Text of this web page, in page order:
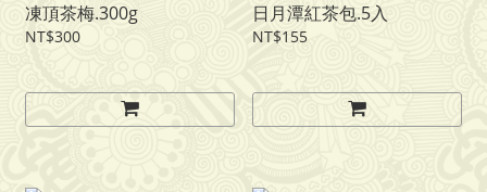
凍頂茶梅.300g
NT$300
日月潭紅茶包.5入
NT$155